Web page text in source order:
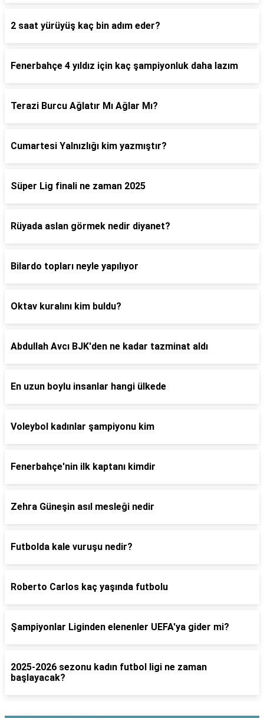
2 saat yürüyüş kaç bin adım eder?
Fenerbahçe 4 yıldız için kaç şampiyonluk daha lazım
Terazi Burcu Ağlatır Mı Ağlar Mı?
Cumartesi Yalnızlığı kim yazmıştır?
Süper Lig finali ne zaman 2025
Rüyada aslan görmek nedir diyanet?
Bilardo topları neyle yapılıyor
Oktav kuralını kim buldu?
Abdullah Avcı BJK'den ne kadar tazminat aldı
En uzun boylu insanlar hangi ülkede
Voleybol kadınlar şampiyonu kim
Fenerbahçe'nin ilk kaptanı kimdir
Zehra Güneşin asıl mesleği nedir
Futbolda kale vuruşu nedir?
Roberto Carlos kaç yaşında futbolu
Şampiyonlar Liginden elenenler UEFA'ya gider mi?
2025-2026 sezonu kadın futbol ligi ne zaman
başlayacak?